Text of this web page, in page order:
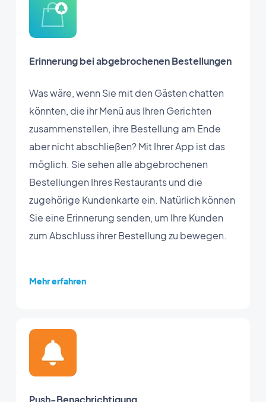
Erinnerung bei abgebrochenen Bestellungen
Was wäre, wenn Sie mit den Gästen chatten
könnten, die ihr Menü aus Ihren Gerichten
zusammenstellen, ihre Bestellung am Ende
aber nicht abschließen? Mit Ihrer App ist das
möglich. Sie sehen alle abgebrochenen
Bestellungen Ihres Restaurants und die
zugehörige Kundenkarte ein. Natürlich können
Sie eine Erinnerung senden, um Ihre Kunden
zum Abschluss ihrer Bestellung zu bewegen.
Mehr erfahren
Push-Benachrichtigung